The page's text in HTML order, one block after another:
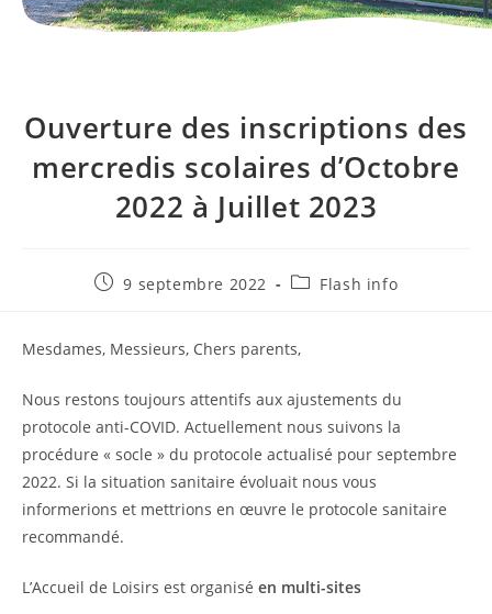
Ouverture des inscriptions des
mercredis scolaires d’Octobre
2022 à Juillet 2023
Publication
9 septembre 2022
PostFlash info
Mesdames, Messieurs, Chers parents,
Nous restons toujours attentifs aux ajustements du
protocole anti-COVID. Actuellement nous suivons la
procédure « socle » du protocole actualisé pour septembre
2022. Si la situation sanitaire évoluait nous vous
informerions et mettrions en œuvre le protocole sanitaire
recommandé.
L’Accueil de Loisirs est organisé en multi-sites